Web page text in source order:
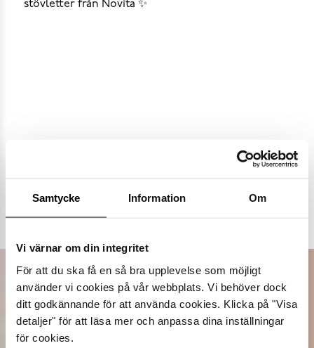
Samtycke Information Om
Vi värnar om din integritet
För att du ska få en så bra upplevelse som möjligt
använder vi cookies på vår webbplats. Vi behöver dock
ditt godkännande för att använda cookies. Klicka på "Visa
detaljer" för att läsa mer och anpassa dina inställningar
för cookies.